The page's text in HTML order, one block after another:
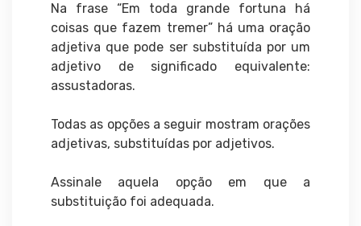
Na frase “Em toda grande fortuna há
coisas que fazem tremer” há uma oração
adjetiva que pode ser substituída por um
adjetivo de significado equivalente:
assustadoras.
Todas as opções a seguir mostram orações
adjetivas, substituídas por adjetivos.
Assinale aquela opção em que a
substituição foi adequada.